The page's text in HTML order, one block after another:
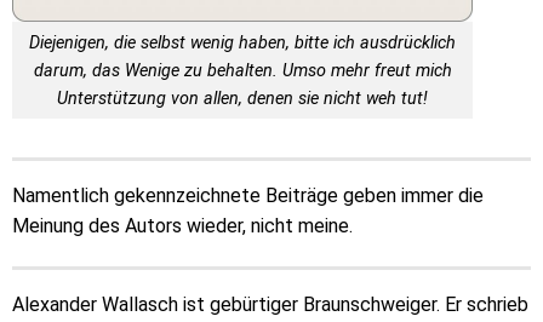
Diejenigen, die selbst wenig haben, bitte ich ausdrücklich
darum, das Wenige zu behalten. Umso mehr freut mich
Unterstützung von allen, denen sie nicht weh tut!
Namentlich gekennzeichnete Beiträge geben immer die
Meinung des Autors wieder, nicht meine.
Alexander Wallasch ist gebürtiger Braunschweiger. Er schrieb